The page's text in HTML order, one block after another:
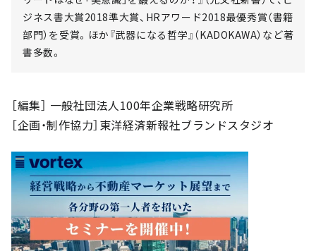
ジネス書大賞2018準大賞、HRアワード2018最優秀賞（書籍
部門）を受賞。ほか『武器になる哲学』（KADOKAWA）など著
書多数。
［編集］ 一般社団法人100年企業戦略研究所
［企画・制作協力］東洋経済新報社ブランドスタジオ